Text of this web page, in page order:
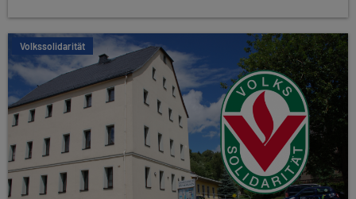
Volkssolidarität